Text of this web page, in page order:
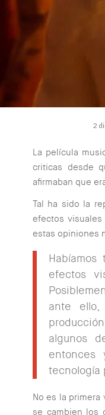
2
La película
criticas desde
afirmaban que
Tal ha sido la
efectos
estas opiniones
efectos
ante ello,
algunos
entonces
tecnología
No es la
se cambien los